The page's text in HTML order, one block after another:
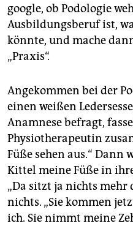
google, ob Podologie
Ausbildungsberuf ist,
könnte, und mache
„Praxis“.
Angekommen bei der
einen weißen
Anamnese befragt,
Physiotherapeutin
Füße sehen aus.“
Kittel meine Füße in
„Da sitzt ja nichts mehr
nichts. „Sie kommen
ich. Sie nimmt meine